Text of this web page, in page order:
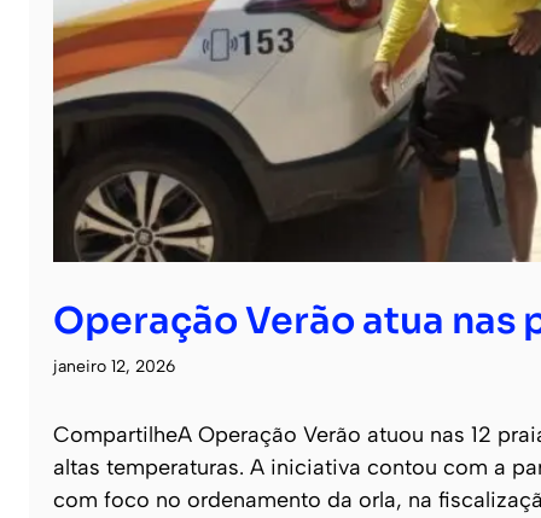
Operação Verão atua nas
janeiro 12, 2026
CompartilheA Operação Verão atuou nas 12
altas temperaturas. A iniciativa contou com a
com foco no ordenamento da orla, na